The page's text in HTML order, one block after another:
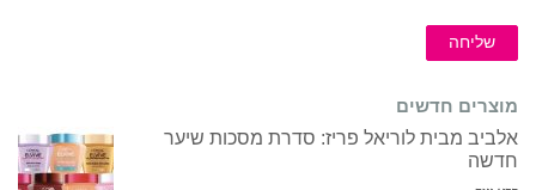
שליחה
מוצרים חדשים
אלביב מבית לוריאל פריז: סדרת מסכות שיער
חדשה